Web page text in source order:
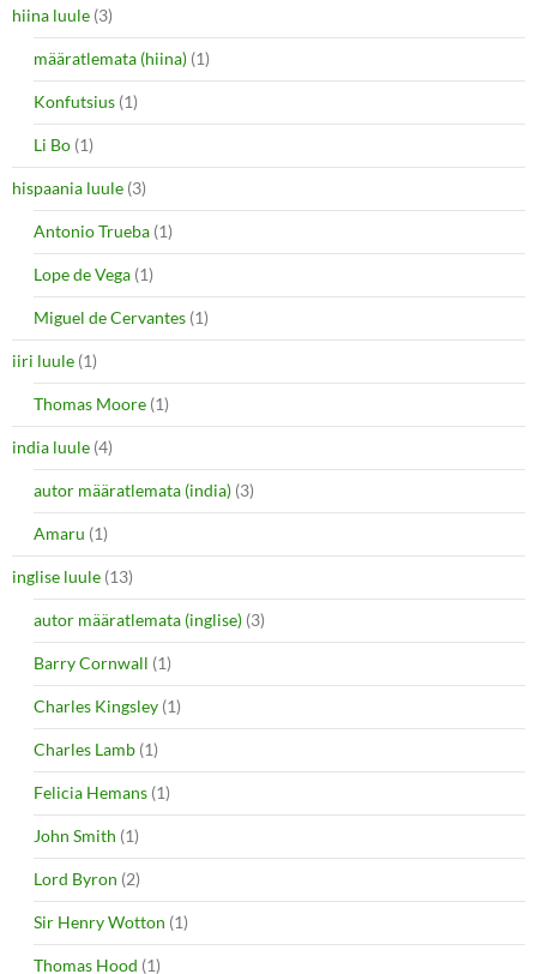
hiina luule (3)
määratlemata (hiina) (1)
Konfutsius (1)
Li Bo (1)
hispaania luule (3)
Antonio Trueba (1)
Lope de Vega (1)
Miguel de Cervantes (1)
iiri luule (1)
Thomas Moore (1)
india luule (4)
autor määratlemata (india) (3)
Amaru (1)
inglise luule (13)
autor määratlemata (inglise) (3)
Barry Cornwall (1)
Charles Kingsley (1)
Charles Lamb (1)
Felicia Hemans (1)
John Smith (1)
Lord Byron (2)
Sir Henry Wotton (1)
Thomas Hood (1)